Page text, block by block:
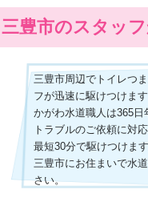
三豊市のスタッ
三豊市周辺でトイレつ
フが迅速に駆けつけます
かがわ水道職人は365
トラブルのご依頼に対
最短30分で駆けつけます
三豊市にお住まいで水
さい。